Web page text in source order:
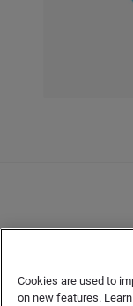
Cookies are used to
on new features.